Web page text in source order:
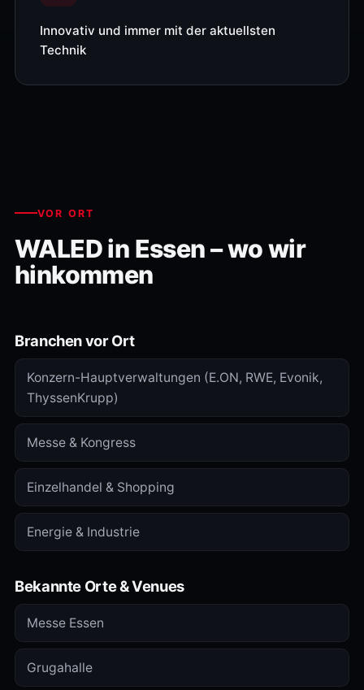
Innovativ und immer mit der aktuellsten
Technik
VOR ORT
WALED in Essen – wo wir
hinkommen
Branchen vor Ort
Konzern-Hauptverwaltungen (E.ON, RWE, Evonik,
ThyssenKrupp)
Messe & Kongress
Einzelhandel & Shopping
Energie & Industrie
Bekannte Orte & Venues
Messe Essen
Grugahalle